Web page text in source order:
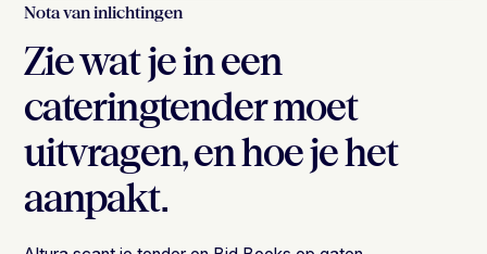
Nota van inlichtingen
Zie wat je in een
cateringtender moet
uitvragen, en hoe je het
aanpakt.